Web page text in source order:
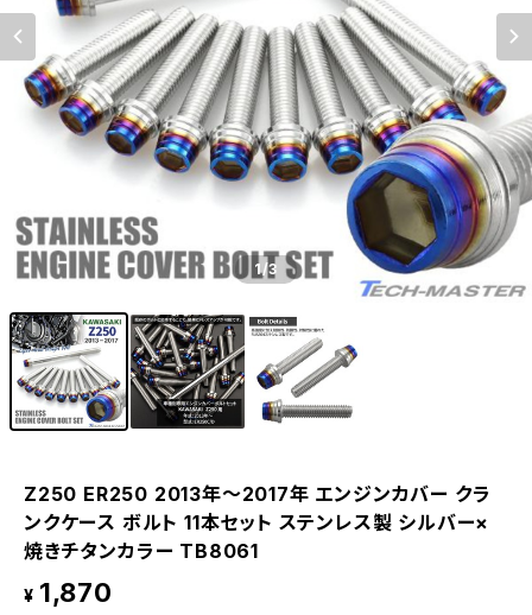
1/3
Z250 ER250 2013年〜2017年 エンジンカバー クラ
ンクケース ボルト 11本セット ステンレス製 シルバー×
焼きチタンカラー TB8061
¥ 1,870